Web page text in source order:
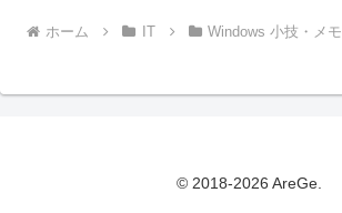
ホーム IT Windows 小技・メモ
© 2018-2026 AreGe.